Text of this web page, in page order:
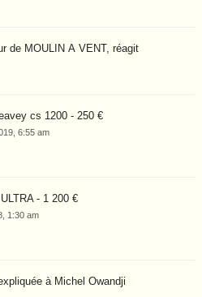
de MOULIN À VENT, réagit
cs 1200 - 250 €
6:55 am
- 1 200 €
1:30 am
à Michel Owandji